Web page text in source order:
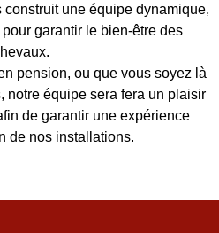
une équipe dynamique,
garantir le bien-être des
pension, ou que vous soyez là
notre équipe sera fera un plaisir
de garantir une expérience
de nos installations.